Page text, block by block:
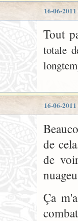
16-06-
Tout
totale
16-06-
de
de
Ça